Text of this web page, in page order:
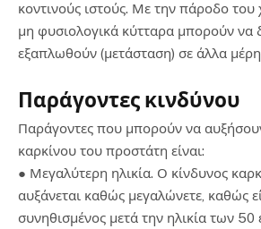
κοντινούς ιστούς. Με την πάροδο του
μη φυσιολογικά κύτταρα μπορούν να
εξαπλωθούν (μετάσταση) σε άλλα
Παράγοντες κινδύνου
Παράγοντες που μπορούν να
καρκίνου του προστάτη είναι:
● Μεγαλύτερη ηλικία. Ο κίνδυνος
αυξάνεται καθώς μεγαλώνετε, καθώς
συνηθισμένος μετά την ηλικία των 50